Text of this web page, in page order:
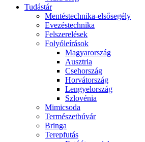
Tudástár
Mentéstechnika-elsősegély
Evezéstechnika
Felszerelések
Folyóleírások
Magyarország
Ausztria
Csehország
Horvátország
Lengyelország
Szlovénia
Mimicsoda
Természetbúvár
Bringa
Terepfutás